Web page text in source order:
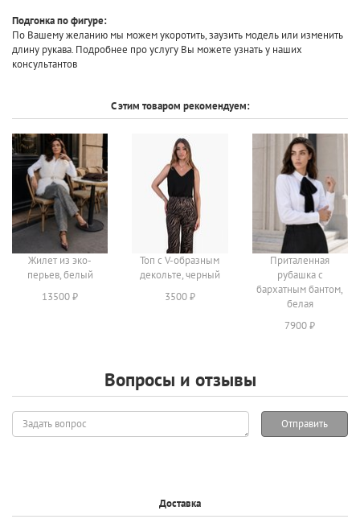
Подгонка по фигуре:
По Вашему желанию мы можем укоротить, заузить модель или изменить
длину рукава. Подробнее про услугу Вы можете узнать у наших
консультантов
С этим товаром рекомендуем:
Жилет из эко-
перьев, белый
13500 ₽
Топ с V-образным
декольте, черный
3500 ₽
Приталенная
рубашка с
бархатным бантом,
белая
7900 ₽
Вопросы и отзывы
Задать
вопрос
Отправить
Доставка